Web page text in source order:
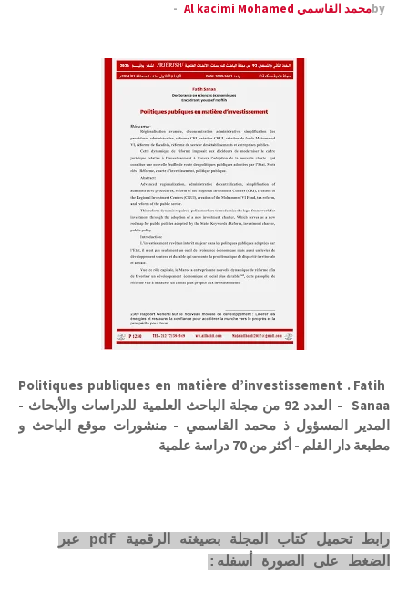
byمحمد القاسمي Al kacimi Mohamed
Politiques publiques en matière d’investissement . Fatih
Sanaa - العدد 92 من مجلة الباحث العلمية للدراسات والأبحاث -
المدير المسؤول ذ محمد القاسمي - منشورات موقع الباحث و
مطبعة دار القلم - أكثر من 70 دراسة علمية
رابط تحميل كتاب المجلة بصيغته الرقمية pdf عبر
الضغط على الصورة أسفله: